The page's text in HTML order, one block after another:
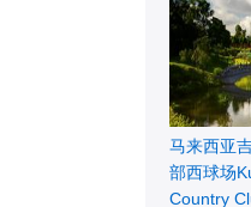
马来西亚
部西球场
Country